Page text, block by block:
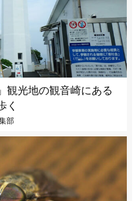
観光地の観音崎にある
く
部